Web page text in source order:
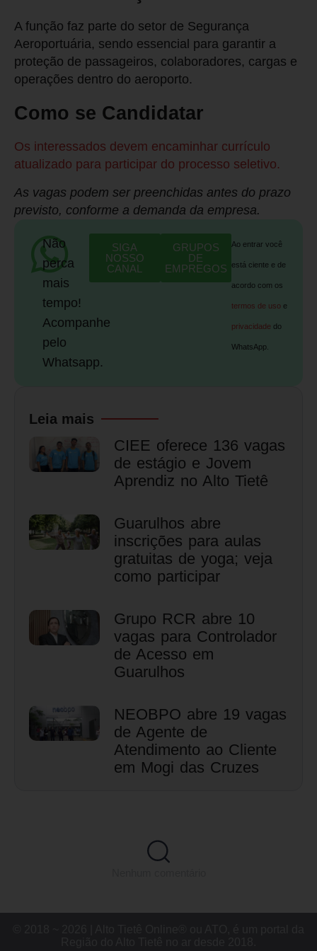
A função faz parte do setor de Segurança
Aeroportuária, sendo essencial para garantir a
proteção de passageiros, colaboradores, cargas e
operações dentro do aeroporto.
Como se Candidatar
Os interessados devem encaminhar currículo
atualizado para participar do processo seletivo.
As vagas podem ser preenchidas antes do prazo
previsto, conforme a demanda da empresa.
Não
perca
mais
tempo!
Acompanhe
pelo
Whatsapp.
SIGA
NOSSO
CANAL
GRUPOS
DE
EMPREGOS
Ao entrar você
está ciente e de
acordo com os
termos de uso e
privacidade do
WhatsApp.
Leia mais
CIEE oferece 136 vagas
de estágio e Jovem
Aprendiz no Alto Tietê
Guarulhos abre
inscrições para aulas
gratuitas de yoga; veja
como participar
Grupo RCR abre 10
vagas para Controlador
de Acesso em
Guarulhos
NEOBPO abre 19 vagas
de Agente de
Atendimento ao Cliente
em Mogi das Cruzes